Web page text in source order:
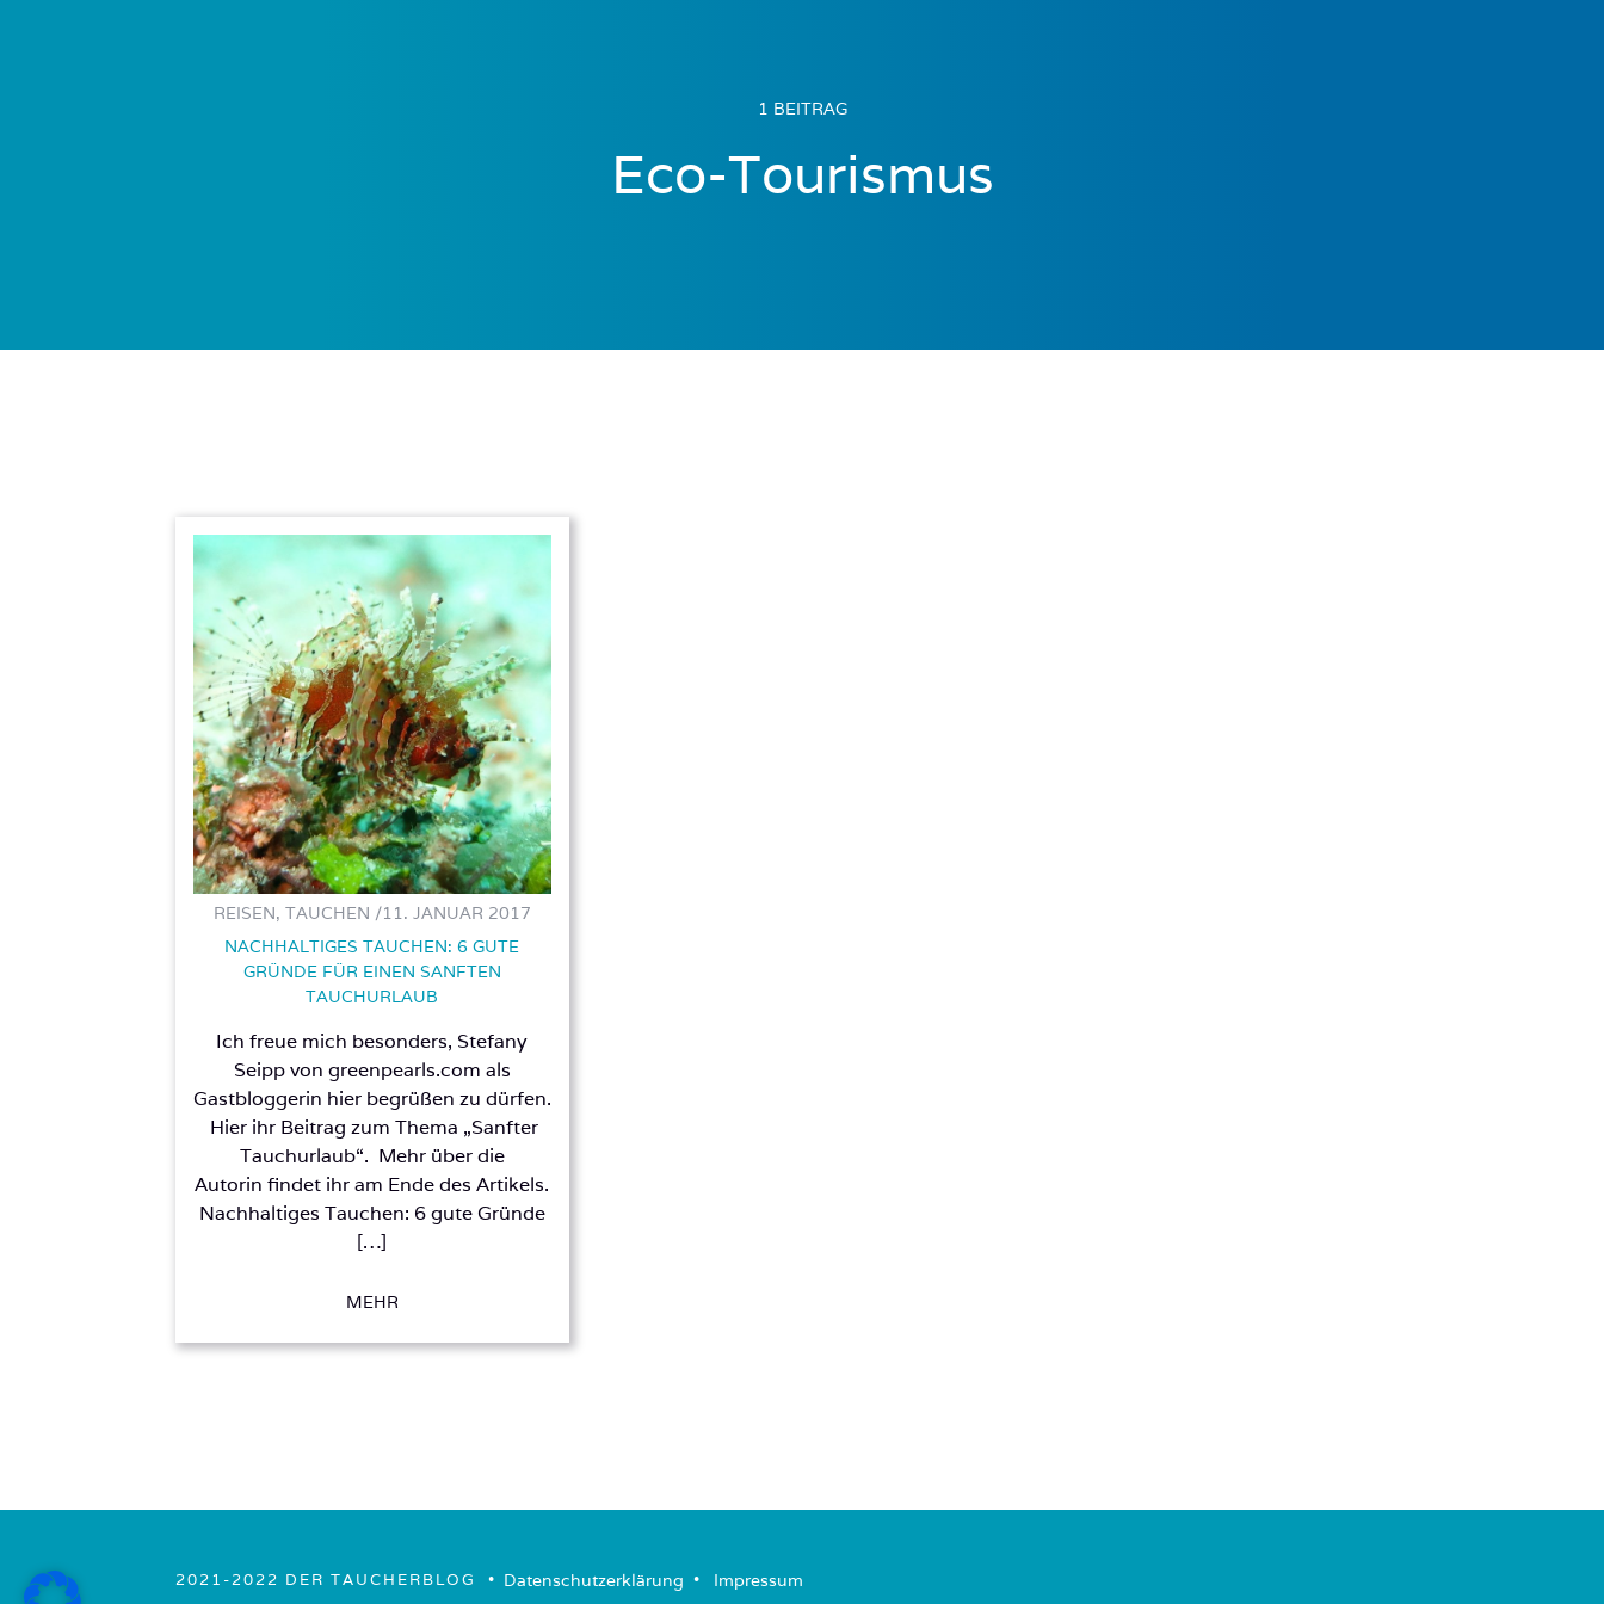
1 BEITRAG
Eco-Tourismus
REISEN, TAUCHEN /11. JANUAR 2017
NACHHALTIGES TAUCHEN: 6 GUTE
GRÜNDE FÜR EINEN SANFTEN
TAUCHURLAUB
Ich freue mich besonders, Stefany
Seipp von greenpearls.com als
Gastbloggerin hier begrüßen zu dürfen.
Hier ihr Beitrag zum Thema „Sanfter
Tauchurlaub“. Mehr über die
Autorin findet ihr am Ende des Artikels.
Nachhaltiges Tauchen: 6 gute Gründe
[…]
MEHR
2021-2022 DER TAUCHERBLOG • ­ Datenschutzerklärung ­ • ­ Impressum